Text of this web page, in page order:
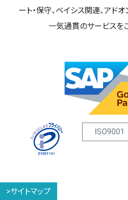
ート・保守、ベイシス関連、アド
一気通貫のサービスを
ISO9001
>サイトマップ